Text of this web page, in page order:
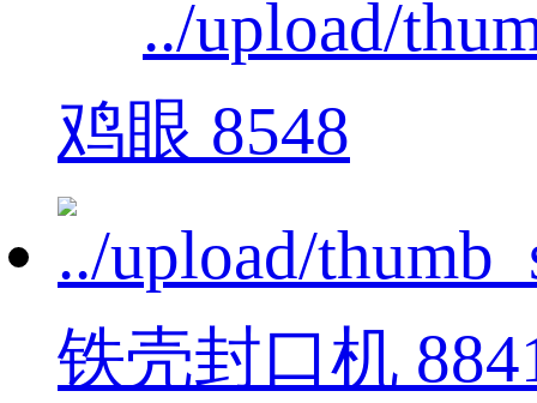
鸡眼 8548
铁壳封口机